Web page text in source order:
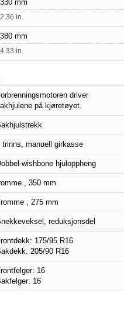
mm
in.
mm
in.
driver
på kjøretøyet.
trinns, manuell girkasse
wishbone hjuloppheng
, 350 mm
, 275 mm
reduksjonsdel
175/95 R16
205/90 R16
16
16